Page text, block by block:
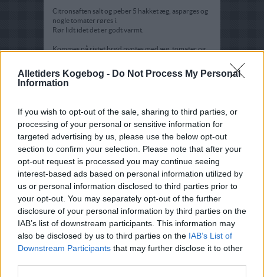
Alletiders Kogebog - Do Not Process My Personal
Information
If you wish to opt-out of the sale, sharing to third parties, or
processing of your personal or sensitive information for
targeted advertising by us, please use the below opt-out
section to confirm your selection. Please note that after your
opt-out request is processed you may continue seeing
interest-based ads based on personal information utilized by
us or personal information disclosed to third parties prior to
your opt-out. You may separately opt-out of the further
disclosure of your personal information by third parties on the
IAB’s list of downstream participants. This information may
also be disclosed by us to third parties on the IAB’s List of
Downstream Participants that may further disclose it to other
Citronsaften salt og peber 5 hakket æg, asparges og
nogle tomater røres i.
Rør lidt idet det er godt varmt.
Kommes på ristet brød pyntes med æg, tomater og